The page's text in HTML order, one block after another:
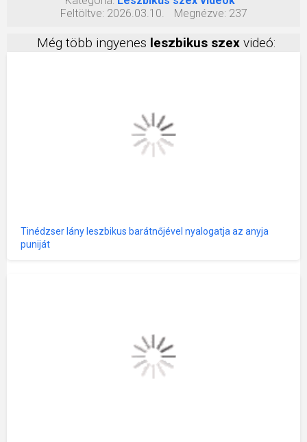
Feltöltve: 2026.03.10. Megnézve: 237
Még több ingyenes leszbikus szex videó:
Tinédzser lány leszbikus barátnőjével nyalogatja az anyja
puniját